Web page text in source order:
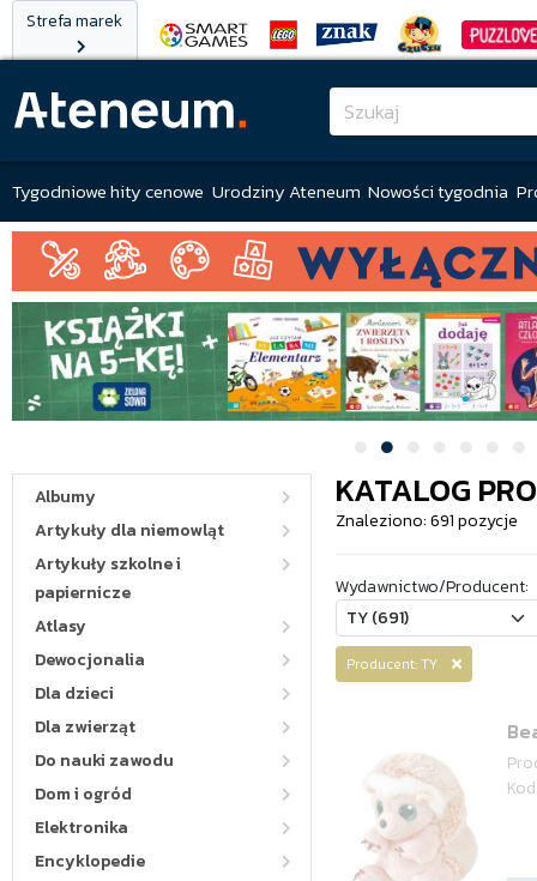
Strefa marek
Tygodniowe hity cenowe Urodziny Ateneum Nowości tygodnia
Albumy
Artykuły dla niemowląt
Artykuły szkolne i
papiernicze
Atlasy
Dewocjonalia
Dla dzieci
Dla zwierząt
Do nauki zawodu
Dom i ogród
Elektronika
Encyklopedie
KATALOG
Znaleziono: 691 pozycje
Wydawnictwo/Producent:
Producent: TY